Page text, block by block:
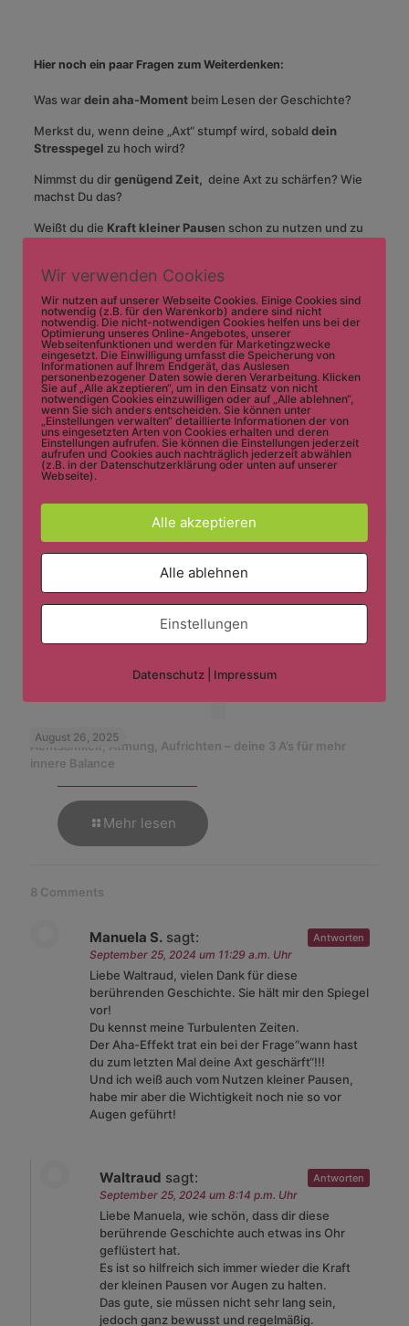
Hier noch ein paar Fragen zum Weiterdenken:
Was wardein aha-Momentbeim Lesen der Geschichte?
Merkst du, wenn deine „Axt“ stumpf wird, sobald dein
Stresspegel zu hoch wird?
Nimmst du dirgenügend Zeit, deine Axt zu schärfen? Wie
machst Du das?
Weißt du die Kraft kleiner Pausen schon zu nutzen und zu
Wie machst du das in deinem Alltag? Ich bin gespannt auf
deine Antwort!
Und denk dran:„Wer in seiner Mitte ruht,
kann sich weit hinauswagen!“
Waltraud
Mehr Glück im Alltag: Was der Glücksquotient über Resilienz
August 26, 2025
Achtsamkeit, Atmung, Aufrichten – deine 3 A’s für mehr
innere Balance
Mehr lesen
8 Comments
Manuela S. sagt:
September 25, 2024 um 11:29 a.m. Uhr
Liebe Waltraud, vielen Dank für diese
berührenden Geschichte. Sie hält mir den Spiegel
vor!
Du kennst meine Turbulenten Zeiten.
Der Aha-Effekt trat ein bei der Frage“wann hast
du zum letzten Mal deine Axt geschärft“!!!
Und ich weiß auch vom Nutzen kleiner Pausen,
habe mir aber die Wichtigkeit noch nie so vor
Augen geführt!
Antworten
Waltraud sagt:
September 25, 2024 um 8:14 p.m. Uhr
Liebe Manuela, wie schön, dass dir diese
berührende Geschichte auch etwas ins Ohr
geflüstert hat.
Es ist so hilfreich sich immer wieder die Kraft
der kleinen Pausen vor Augen zu halten.
Das gute, sie müssen nicht sehr lang sein,
jedoch ganz bewusst und regelmäßig.
Antworten
Wir verwenden Cookies
Wir nutzen auf unserer Webseite Cookies. Einige Cookies sind
notwendig (z.B. für den Warenkorb) andere sind nicht
notwendig. Die nicht-notwendigen Cookies helfen uns bei der
Optimierung unseres Online-Angebotes, unserer
Webseitenfunktionen und werden für Marketingzwecke
eingesetzt. Die Einwilligung umfasst die Speicherung von
Informationen auf Ihrem Endgerät, das Auslesen
personenbezogener Daten sowie deren Verarbeitung. Klicken
Sie auf „Alle akzeptieren“, um in den Einsatz von nicht
notwendigen Cookies einzuwilligen oder auf „Alle ablehnen“,
wenn Sie sich anders entscheiden. Sie können unter
„Einstellungen verwalten“ detaillierte Informationen der von
uns eingesetzten Arten von Cookies erhalten und deren
Einstellungen aufrufen. Sie können die Einstellungen jederzeit
aufrufen und Cookies auch nachträglich jederzeit abwählen
(z.B. in der Datenschutzerklärung oder unten auf unserer
Webseite).
Alle akzeptieren
Alle ablehnen
Einstellungen
Datenschutz| Impressum